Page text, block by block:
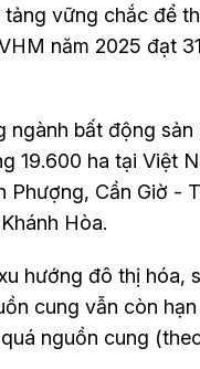
vững chắc để
năm 2025 đạt
bất động
19.600 ha tại Việt
Phượng, Cần Giờ -
Hòa.
hướng đô thị hóa,
cung vẫn còn
nguồn cung